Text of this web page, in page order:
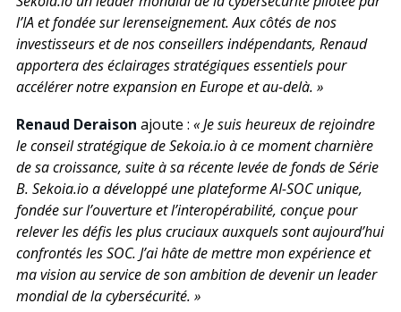
l’IA et fondée sur lerenseignement. Aux côtés de nos
investisseurs et de nos conseillers indépendants, Renaud
apportera des éclairages stratégiques essentiels pour
accélérer notre expansion en Europe et au-delà. »
Renaud Deraison ajoute : « Je suis heureux de rejoindre
le conseil stratégique de Sekoia.io à ce moment charnière
de sa croissance, suite à sa récente levée de fonds de Série
B. Sekoia.io a développé une plateforme AI-SOC unique,
fondée sur l’ouverture et l’interopérabilité, conçue pour
relever les défis les plus cruciaux auxquels sont aujourd’hui
confrontés les SOC. J’ai hâte de mettre mon expérience et
ma vision au service de son ambition de devenir un leader
mondial de la cybersécurité. »